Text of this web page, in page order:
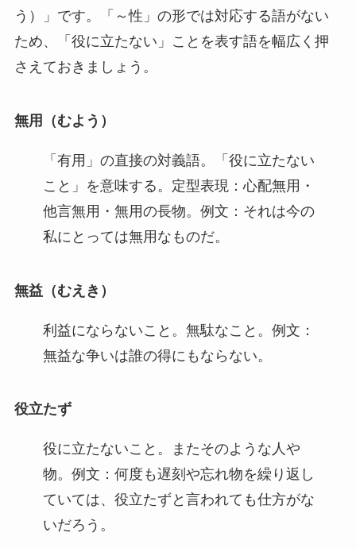
う）」です。「～性」の形では対応する語がない
ため、「役に立たない」ことを表す語を幅広く押
さえておきましょう。
無用（むよう）
「有用」の直接の対義語。「役に立たない
こと」を意味する。定型表現：心配無用・
他言無用・無用の長物。例文：それは今の
私にとっては無用なものだ。
無益（むえき）
利益にならないこと。無駄なこと。例文：
無益な争いは誰の得にもならない。
役立たず
役に立たないこと。またそのような人や
物。例文：何度も遅刻や忘れ物を繰り返し
ていては、役立たずと言われても仕方がな
いだろう。